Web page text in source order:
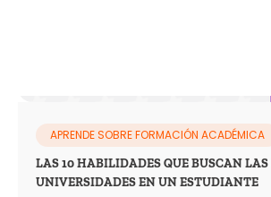
APRENDE SOBRE FORMACIÓN ACADÉMICA
LAS 10 HABILIDADES QUE BUSCAN LAS
UNIVERSIDADES EN UN ESTUDIANTE